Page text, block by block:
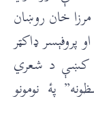
خان روښان
ډاکټر
کښې د شعري
پۀ نومونو